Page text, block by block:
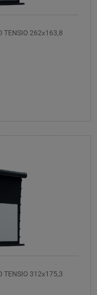
TENSIO 262x163,8
TENSIO 312x175,3